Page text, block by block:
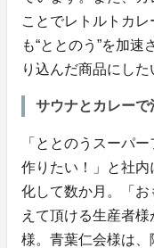
ことでレトルトカ
も“ととのう”を加
り込んだ商品にした
サウナとカレーで
「ととのうスーパ
作りたい！」と社内
化して数か月。「
えて頂ける生産者
様。青葉仁会様は